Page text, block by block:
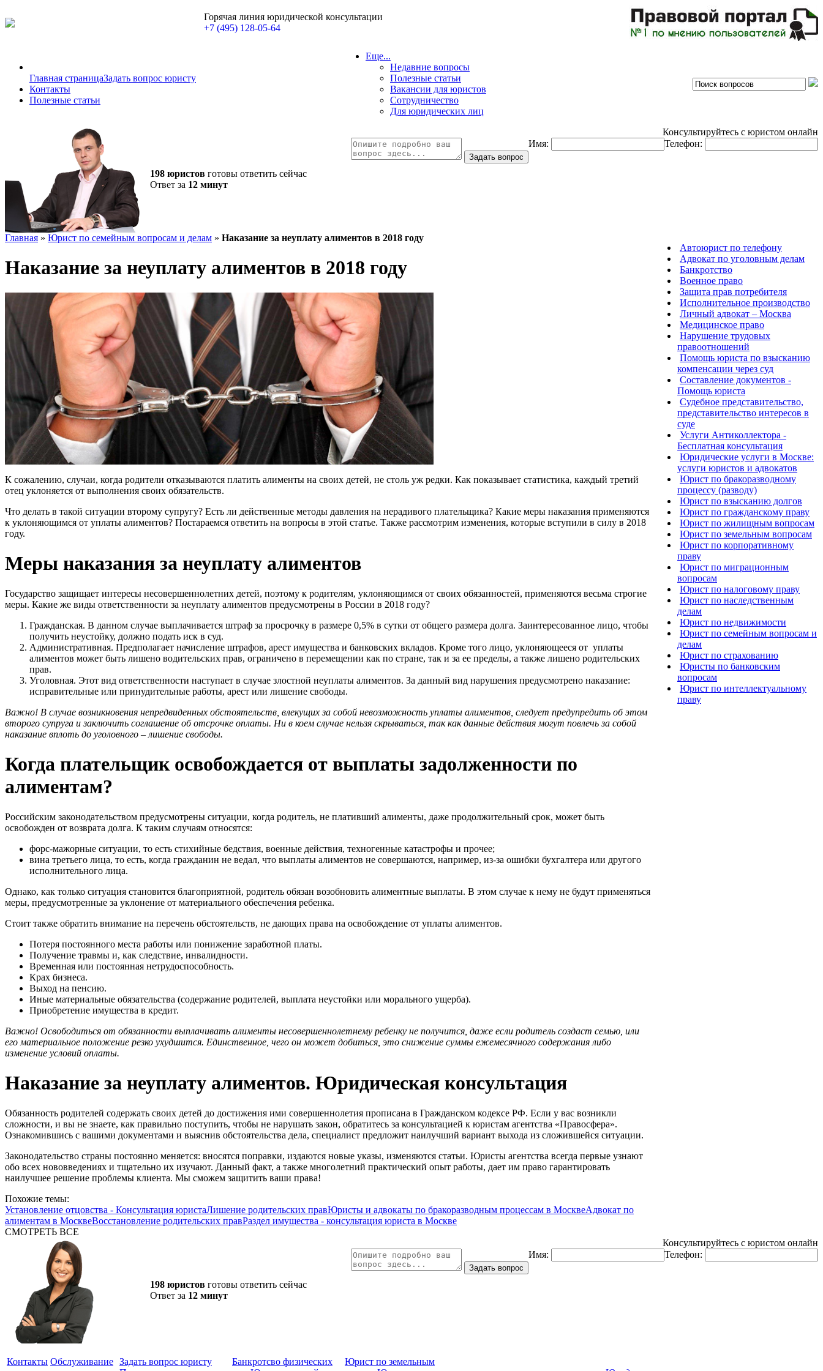
Горячая линия юридической консультации
+7 (495) 128-05-64
Главная страницаЗадать вопрос юристу
Контакты
Полезные статьи
Еще...
Недавние вопросы
Полезные статьи
Вакансии для юристов
Сотрудничество
Для юридических лиц
198 юристов готовы ответить сейчас
Ответ за 12 минут
Консультируйтесь с юристом онлайн
Имя:
Телефон:
Главная » Юрист по семейным вопросам и делам » Наказание за неуплату алиментов в 2018 году
Наказание за неуплату алиментов в 2018 году
К сожалению, случаи, когда родители отказываются платить алименты на своих детей, не столь уж редки. Как показывает статистика, каждый третий
отец уклоняется от выполнения своих обязательств.
Что делать в такой ситуации второму супругу? Есть ли действенные методы давления на нерадивого плательщика? Какие меры наказания применяются
к уклоняющимся от уплаты алиментов? Постараемся ответить на вопросы в этой статье. Также рассмотрим изменения, которые вступили в силу в 2018
году.
Меры наказания за неуплату алиментов
Государство защищает интересы несовершеннолетних детей, поэтому к родителям, уклоняющимся от своих обязанностей, применяются весьма строгие
меры. Какие же виды ответственности за неуплату алиментов предусмотрены в России в 2018 году?
Гражданская. В данном случае выплачивается штраф за просрочку в размере 0,5% в сутки от общего размера долга. Заинтересованное лицо, чтобы
получить неустойку, должно подать иск в суд.
Административная. Предполагает начисление штрафов, арест имущества и банковских вкладов. Кроме того лицо, уклоняющееся от уплаты
алиментов может быть лишено водительских прав, ограничено в перемещении как по стране, так и за ее пределы, а также лишено родительских
прав.
Уголовная. Этот вид ответственности наступает в случае злостной неуплаты алиментов. За данный вид нарушения предусмотрено наказание:
исправительные или принудительные работы, арест или лишение свободы.
Важно! В случае возникновения непредвиденных обстоятельств, влекущих за собой невозможность уплаты алиментов, следует предупредить об этом
второго супруга и заключить соглашение об отсрочке оплаты. Ни в коем случае нельзя скрываться, так как данные действия могут повлечь за собой
наказание вплоть до уголовного – лишение свободы.
Когда плательщик освобождается от выплаты задолженности по
алиментам?
Российским законодательством предусмотрены ситуации, когда родитель, не плативший алименты, даже продолжительный срок, может быть
освобожден от возврата долга. К таким случаям относятся:
форс-мажорные ситуации, то есть стихийные бедствия, военные действия, техногенные катастрофы и прочее;
вина третьего лица, то есть, когда гражданин не ведал, что выплаты алиментов не совершаются, например, из-за ошибки бухгалтера или другого
исполнительного лица.
Однако, как только ситуация становится благоприятной, родитель обязан возобновить алиментные выплаты. В этом случае к нему не будут применяться
меры, предусмотренные за уклонение от материального обеспечения ребенка.
Стоит также обратить внимание на перечень обстоятельств, не дающих права на освобождение от уплаты алиментов.
Потеря постоянного места работы или понижение заработной платы.
Получение травмы и, как следствие, инвалидности.
Временная или постоянная нетрудоспособность.
Крах бизнеса.
Выход на пенсию.
Иные материальные обязательства (содержание родителей, выплата неустойки или морального ущерба).
Приобретение имущества в кредит.
Важно! Освободиться от обязанности выплачивать алименты несовершеннолетнему ребенку не получится, даже если родитель создаст семью, или
его материальное положение резко ухудшится. Единственное, чего он может добиться, это снижение суммы ежемесячного содержания либо
изменение условий оплаты.
Наказание за неуплату алиментов. Юридическая консультация
Обязанность родителей содержать своих детей до достижения ими совершеннолетия прописана в Гражданском кодексе РФ. Если у вас возникли
сложности, и вы не знаете, как правильно поступить, чтобы не нарушать закон, обратитесь за консультацией к юристам агентства «Правосфера».
Ознакомившись с вашими документами и выяснив обстоятельства дела, специалист предложит наилучший вариант выхода из сложившейся ситуации.
Законодательство страны постоянно меняется: вносятся поправки, издаются новые указы, изменяются статьи. Юристы агентства всегда первые узнают
обо всех нововведениях и тщательно их изучают. Данный факт, а также многолетний практический опыт работы, дает им право гарантировать
наилучшее решение проблемы клиента. Мы сможем защитить ваши права!
Похожие темы:
Установление отцовства - Консультация юристаЛишение родительских правЮристы и адвокаты по бракоразводным процессам в МосквеАдвокат по
алиментам в МосквеВосстановление родительских правРаздел имущества - консультация юриста в Москве
СМОТРЕТЬ ВСЕ
Автоюрист по телефону
Адвокат по уголовным делам
Банкротство
Военное право
Защита прав потребителя
Исполнительное производство
Личный адвокат – Москва
Медицинское право
Нарушение трудовых
правоотношений
Помощь юриста по взысканию
компенсации через суд
Составление документов -
Помощь юриста
Судебное представительство,
представительство интересов в
суде
Услуги Антиколлектора -
Бесплатная консультация
Юридические услуги в Москве:
услуги юристов и адвокатов
Юрист по бракоразводному
процессу (разводу)
Юрист по взысканию долгов
Юрист по гражданскому праву
Юрист по жилищным вопросам
Юрист по земельным вопросам
Юрист по корпоративному
праву
Юрист по миграционным
вопросам
Юрист по налоговому праву
Юрист по наследственным
делам
Юрист по недвижимости
Юрист по семейным вопросам и
делам
Юрист по страхованию
Юристы по банковским
вопросам
Юрист по интеллектуальному
праву
198 юристов готовы ответить сейчас
Ответ за 12 минут
Консультируйтесь с юристом онлайн
Имя:
Телефон:
Контакты Обслуживание Задать вопрос юристу
Банкротсво физических
Юрист по земельным